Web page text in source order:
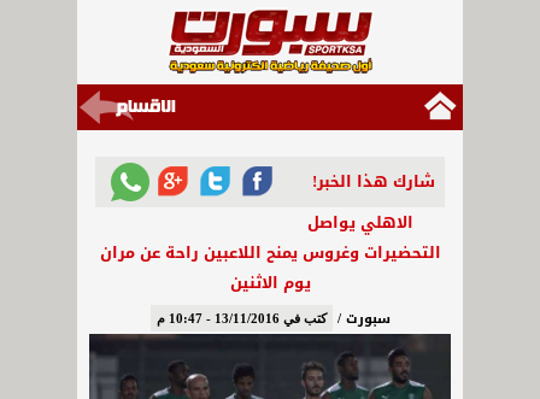
شارك هذا الخبر!
الاهلي يواصل
التحضيرات وغروس يمنح اللاعبين راحة عن مران
يوم الاثنين
سبورت / كتب في 13/11/2016 - 10:47 م